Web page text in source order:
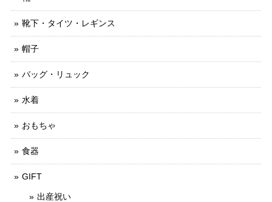
靴下・タイツ・レギンス
帽子
バッグ・リュック
水着
おもちゃ
食器
GIFT
出産祝い